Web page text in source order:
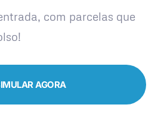
com parcelas que
AGORA